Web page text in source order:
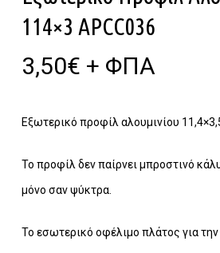
114×3 APCC036
3,50€ + ΦΠΑ
Εξωτερικό προφίλ αλουμινίου
Το προφίλ δεν παίρνει μπροστινό
μόνο σαν ψύκτρα.
Το εσωτερικό οφέλιμο πλάτος για την